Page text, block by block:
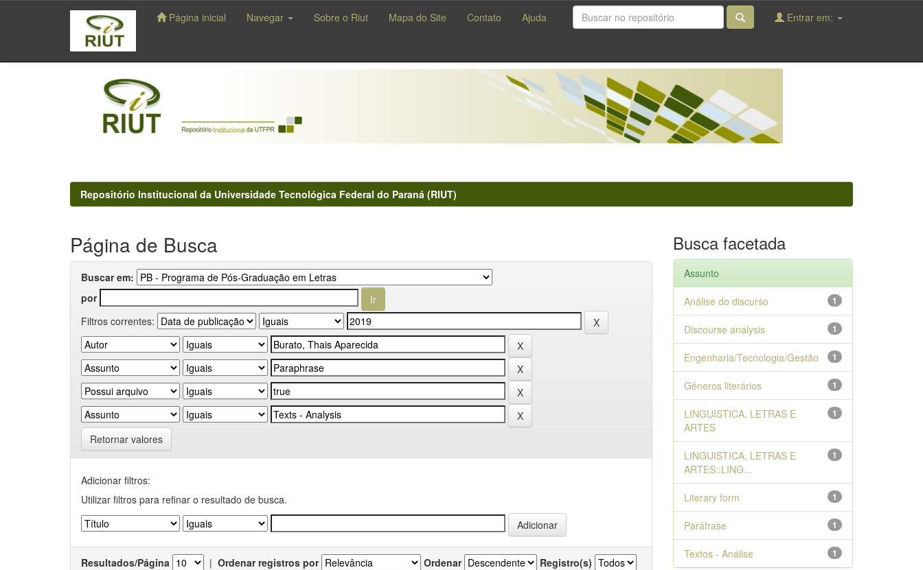
navigation
Página inicial Navegar Sobre o Riut Mapa do Site Contato Ajuda Entrar em:
Repositório Institucional da Universidade Tecnológica Federal do Paraná (RIUT)
Página de Busca
Buscar em:
por
Filtros correntes:
Retornar valores
Adicionar filtros:
Utilizar filtros para refinar o resultado de busca.
Resultados/Página | Ordenar registros por Ordenar Registro(s)
Busca facetada
Assunto
1
Análise do discurso
1
Discourse analysis
1
Engenharia/Tecnologia/Gestão
1
Gêneros literários
1
LINGUISTICA, LETRAS E
ARTES
1
LINGUISTICA, LETRAS E
ARTES::LING...
1
Literary form
1
Paráfrase
1
Textos - Análise